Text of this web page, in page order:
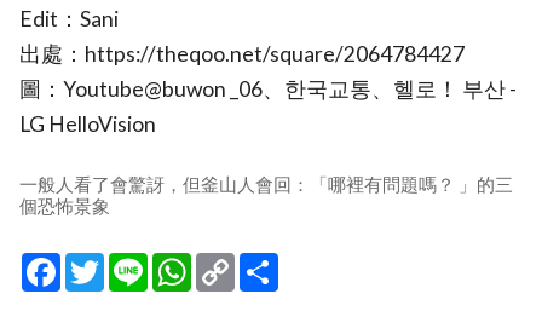
Edit：Sani
出處：https://theqoo.net/square/2064784427
圖：Youtube@buwon _06、한국교통、헬로！ 부산 -
LG HelloVision
一般人看了會驚訝，但釜山人會回：「哪裡有問題嗎？ 」的三
個恐怖景象
Facebook
TwitterLine WhatsApp
Copy
Link